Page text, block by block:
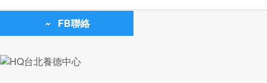
FB聯絡